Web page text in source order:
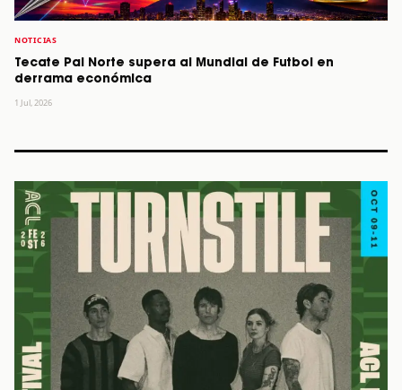
NOTICIAS
Tecate Pal Norte supera al Mundial de Futbol en
derrama económica
1 Jul, 2026